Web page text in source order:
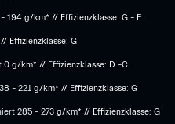
194 g/km* // Effizienzklasse: G – F
Effizienzklasse: G
0 g/km* // Effizienzklasse: D –C
– 221 g/km* // Effizienzklasse: G
285 – 273 g/km* // Effizienzklasse: G